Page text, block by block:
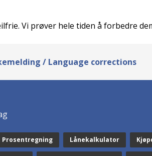
Vi prøver hele tiden å forbedre
/ Language corrections
Prosentregning Lånekalkulator